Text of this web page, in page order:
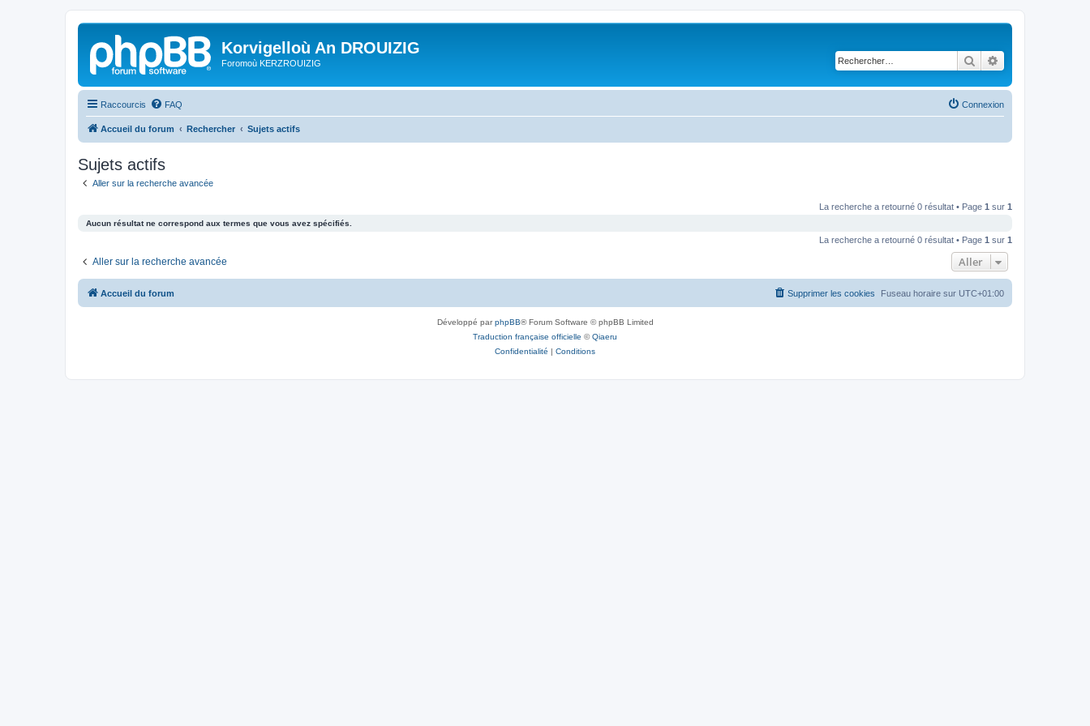
Korvigelloù An DROUIZIG
Foromoù KERZROUIZIG Rechercher
Raccourcis FAQ Connexion
Accueil du forum Rechercher Sujets actifs
Sujets actifs
Aller sur la recherche avancée
La recherche a retourné 0 résultat • Page 1 sur 1
Aucun résultat ne correspond aux termes que vous avez spécifiés.
La recherche a retourné 0 résultat • Page 1 sur 1
Aller sur la recherche avancée Aller
Accueil du forum Fuseau horaire sur UTC+01:00
Supprimer les cookies
Développé parphpBB® Forum Software © phpBB Limited
Traduction française officielle ©Qiaeru
Confidentialité | Conditions